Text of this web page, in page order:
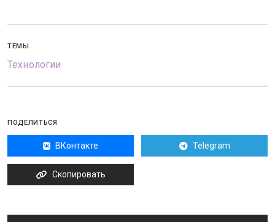
ТЕМЫ
Технологии
ПОДЕЛИТЬСЯ
ВКонтакте Telegram
Скопировать